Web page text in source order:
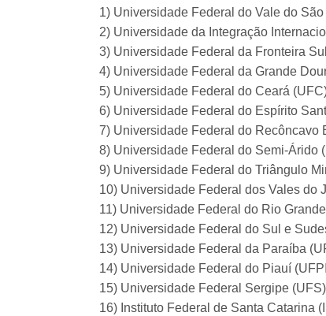
1) Universidade Federal do Vale do
2) Universidade da Integração
3) Universidade Federal da Fronteira
4) Universidade Federal da Grande
5) Universidade Federal do Ceará
6) Universidade Federal do Espírito
7) Universidade Federal do Recôncavo
8) Universidade Federal do Semi-Árido
9) Universidade Federal do Triângulo
10) Universidade Federal dos Vales do
11) Universidade Federal do Rio
12) Universidade Federal do Sul e
13) Universidade Federal da Paraíba
14) Universidade Federal do Piauí
15) Universidade Federal Sergipe (UFS)
16) Instituto Federal de Santa Catarina